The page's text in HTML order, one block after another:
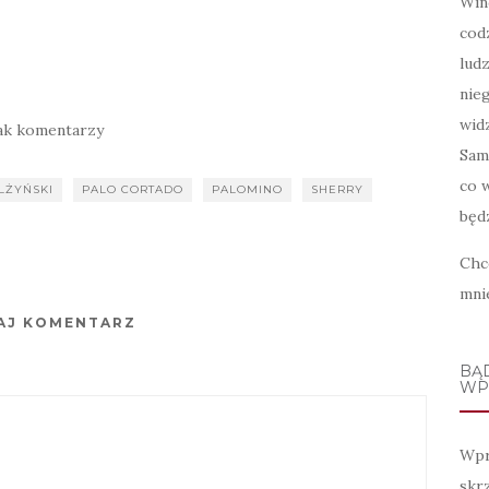
komentarzy
PALO CORTADO PALOMINO SHERRY
KOMENTARZ
co